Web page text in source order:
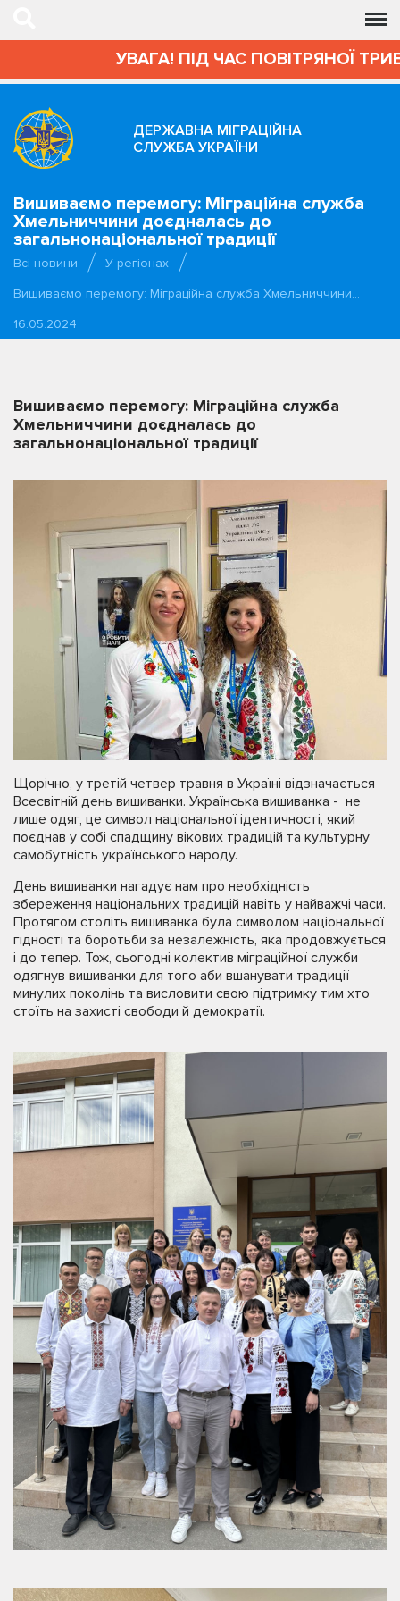
УВАГА! ПІД ЧАС ПОВІТРЯНОЇ
ДЕРЖАВНА МІГРАЦІЙНА
СЛУЖБА УКРАЇНИ
Вишиваємо перемогу: Міграційна служба
Хмельниччини доєдналась до
загальнонаціональної традиції
Всі новини
У регіонах
Вишиваємо перемогу: Міграційна служба Хмельниччини…
16.05.2024
Вишиваємо перемогу: Міграційна служба
Хмельниччини доєдналась до
загальнонаціональної традиції
Щорічно, у третій четвер травня в Україні відзначається
Всесвітній день вишиванки. Українська вишиванка - не
лише одяг, це символ національної ідентичності, який
поєднав у собі спадщину вікових традицій та культурну
самобутність українського народу.
День вишиванки нагадує нам про необхідність
збереження національних традицій навіть у найважчі часи.
Протягом століть вишиванка була символом національної
гідності та боротьби за незалежність, яка продовжується
і до тепер. Тож, сьогодні колектив міграційної служби
одягнув вишиванки для того аби вшанувати традиції
минулих поколінь та висловити свою підтримку тим хто
стоїть на захисті свободи й демократії.